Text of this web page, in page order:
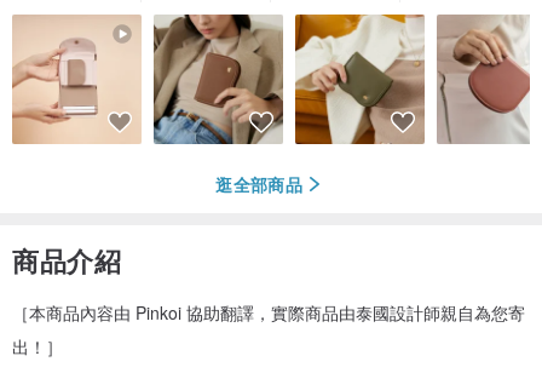
逛全部商品
商品介紹
［本商品內容由 Pinkoi 協助翻譯，實際商品由泰國設計師親自為您寄
出！］